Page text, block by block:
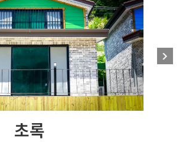
초록